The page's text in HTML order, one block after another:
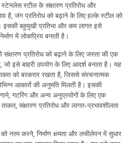
स्टील के संक्षारण प्रतिरोध और
है, जंग प्रतिरोध को बढ़ाने के लिए हल्के स्टील को
इसकी बहुमुखी प्रतिभा और कम लागत इसे
में लोकप्रिय बनाती है।
संक्षारण प्रतिरोध को बढ़ाने के लिए जस्ता की एक
इसे बाहरी उपयोग के लिए आदर्श बनाता है। यह
को बरकरार रखता है, जिससे संरचनात्मक
आकारों की अनुमति मिलती है। इसकी
गटरिंग और अन्य अनुप्रयोगों के लिए एक
ताकत, संक्षारण प्रतिरोध और लागत-प्रभावशीलता
को नरम करने, निर्माण क्षमता और लचीलेपन में सुधार